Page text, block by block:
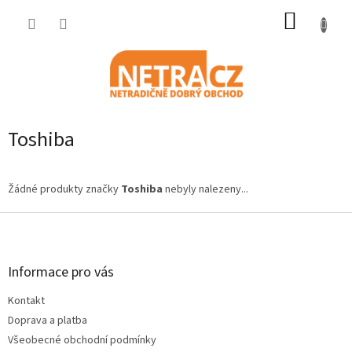
Toshiba
Žádné produkty značky Toshiba nebyly nalezeny...
Z
Informace pro vás
Kontakt
Doprava a platba
Všeobecné obchodní podmínky